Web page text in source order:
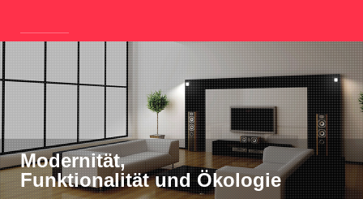
Modernität,
Funktionalität und Ökologie